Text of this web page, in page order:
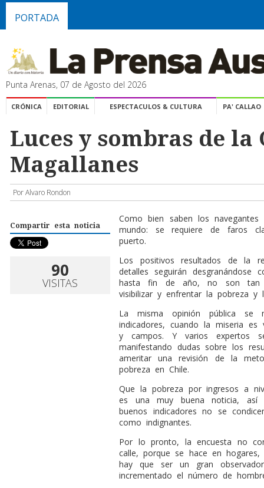
PORTADA
Punta Arenas, 07 de Agosto del 2026
CRÓNICA EDITORIAL ESPECTACULOS & CULTURA PA' CALLAO
Luces y sombras de la
Magallanes
Por Alvaro Rondon
Compartir esta noticia
90
VISITAS
Como bien saben los
mundo: se requiere de faros
puerto.
Los positivos resultados de la
detalles seguirán
hasta fin de año, no son tan
visibilizar y enfrentar la pobreza y
La misma opinión pública se
indicadores, cuando la miseria es
y campos. Y varios expertos
manifestando dudas sobre los
ameritar una revisión de la
pobreza en Chile.
Que la pobreza por ingresos a
es una muy buena noticia, así
buenos indicadores no se
como indignantes.
Por lo pronto, la encuesta no
calle, porque se hace en
hay que ser un gran
incrementado el número de